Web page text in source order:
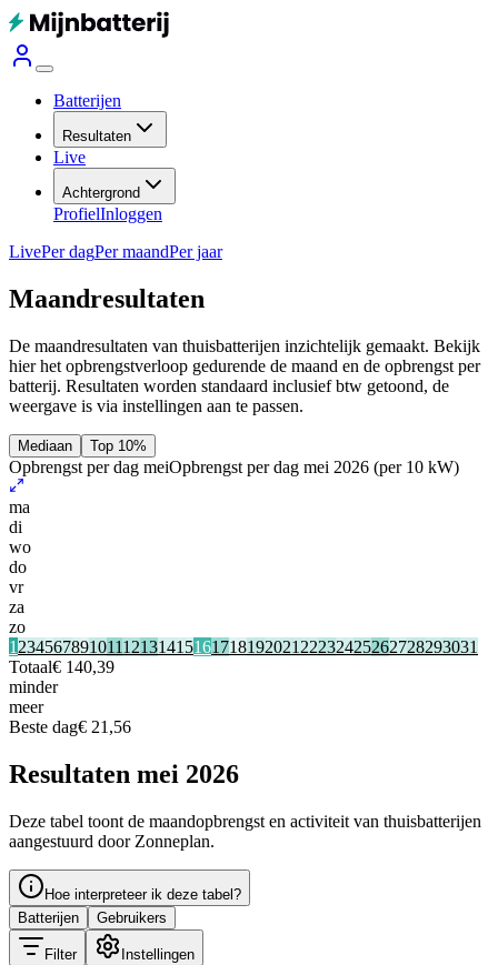
Batterijen
Resultaten
Live
Achtergrond
ProfielInloggen
LivePer dagPer maandPer jaar
Maandresultaten
De maandresultaten van thuisbatterijen inzichtelijk gemaakt. Bekijk
hier het opbrengstverloop gedurende de maand en de opbrengst per
batterij. Resultaten worden standaard inclusief btw getoond, de
weergave is via instellingen aan te passen.
Mediaan Top 10%
Opbrengst per dag meiOpbrengst per dag mei 2026 (per 10 kW)
ma
di
wo
do
vr
za
zo
1 23456789101112131415161718192021 22232425262728293031
Totaal€ 140,39
minder
meer
Beste dag€ 21,56
Resultaten mei 2026
Deze tabel toont de maandopbrengst en activiteit van thuisbatterijen
aangestuurd door Zonneplan.
Hoe interpreteer ik deze tabel?
Batterijen
Gebruikers
Filter Instellingen